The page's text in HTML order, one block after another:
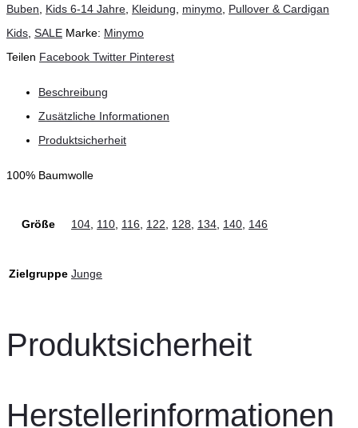
Buben, Kids 6-14 Jahre, Kleidung, minymo, Pullover & Cardigan
Kids, SALE Marke: Minymo
Teilen Facebook Twitter Pinterest
Beschreibung
Zusätzliche Informationen
Produktsicherheit
100% Baumwolle
Größe 104, 110, 116, 122, 128, 134, 140, 146
Zielgruppe Junge
Produktsicherheit
Herstellerinformationen